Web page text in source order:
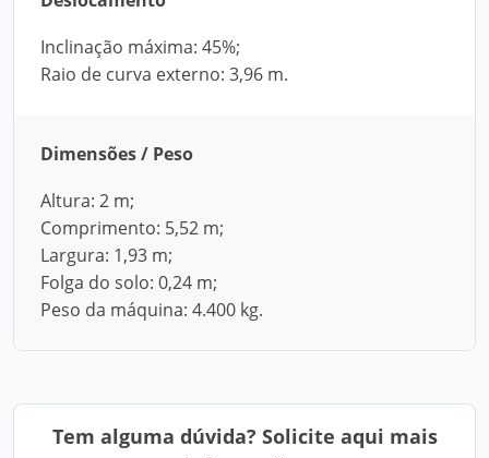
Inclinação máxima: 45%;
Raio de curva externo: 3,96 m.
Dimensões / Peso
Altura: 2 m;
Comprimento: 5,52 m;
Largura: 1,93 m;
Folga do solo: 0,24 m;
Peso da máquina: 4.400 kg.
Tem alguma dúvida? Solicite aqui mais